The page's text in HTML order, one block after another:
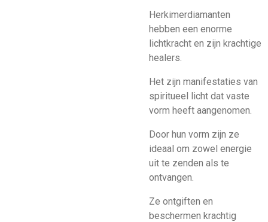
Herkimerdiamanten
hebben een enorme
lichtkracht en zijn krachtige
healers.
Het zijn manifestaties van
spiritueel licht dat vaste
vorm heeft aangenomen.
Door hun vorm zijn ze
ideaal om zowel energie
uit te zenden als te
ontvangen.
Ze ontgiften en
beschermen krachtig